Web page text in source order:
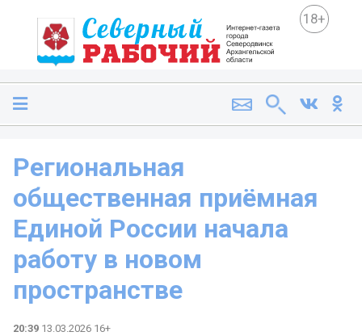
18+
Региональная
общественная приёмная
Единой России начала
работу в новом
пространстве
20:39 13.03.2026 16+